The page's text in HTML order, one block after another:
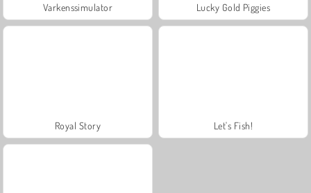
Varkenssimulator Lucky Gold Piggies
Royal Story Let's Fish!